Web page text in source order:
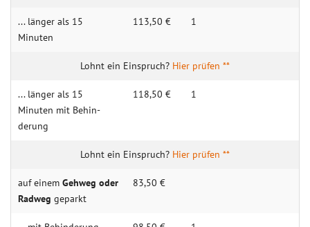
... länger als 15
Minuten
113,50 € 1
Hier prüfen **
... länger als 15
Minuten mit Behin­
derung
118,50 € 1
Hier prüfen **
auf einem Gehweg oder
Radweg geparkt
83,50 €